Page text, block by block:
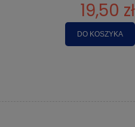
19,50 zł
DO KOSZYKA